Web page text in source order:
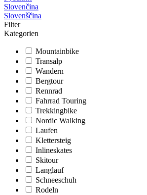
Slovenčina
Slovenščina
Filter
Kategorien
Mountainbike
Transalp
Wandern
Bergtour
Rennrad
Fahrrad Touring
Trekkingbike
Nordic Walking
Laufen
Klettersteig
Inlineskates
Skitour
Langlauf
Schneeschuh
Rodeln